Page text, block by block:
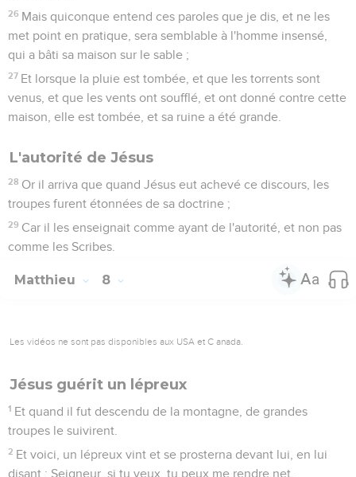
26 Mais quiconque entend ces paroles que je dis, et ne les
met point en pratique, sera semblable à l'homme insensé,
qui a bâti sa maison sur le sable ;
27 Et lorsque la pluie est tombée, et que les torrents sont
venus, et que les vents ont soufflé, et ont donné contre cette
maison, elle est tombée, et sa ruine a été grande.
L'autorité de Jésus
28 Or il arriva que quand Jésus eut achevé ce discours, les
troupes furent étonnées de sa doctrine ;
29 Car il les enseignait comme ayant de l'autorité, et non pas
comme les Scribes.
Matthieu 8
Les vidéos ne sont pas disponibles aux USA et C anada.
Jésus guérit un lépreux
1 Et quand il fut descendu de la montagne, de grandes
troupes le suivirent.
2 Et voici, un lépreux vint et se prosterna devant lui, en lui
disant : Seigneur, si tu veux, tu peux me rendre net.